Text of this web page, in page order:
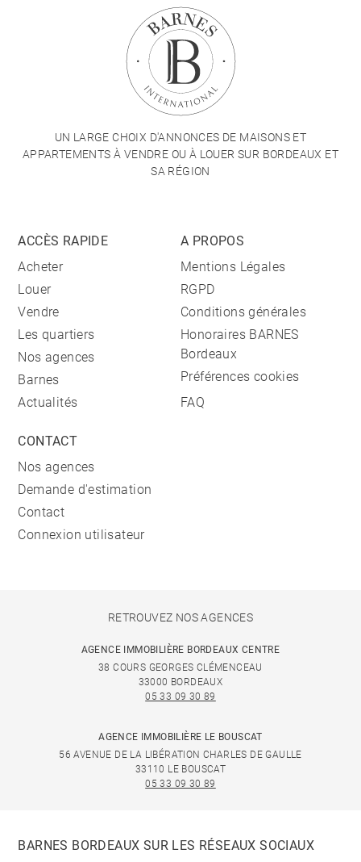
UN LARGE CHOIX D'ANNONCES DE MAISONS ET
APPARTEMENTS À VENDRE OU À LOUER SUR BORDEAUX ET
SA RÉGION
ACCÈS RAPIDE
Acheter
Louer
Vendre
Les quartiers
Nos agences
Barnes
Actualités
A PROPOS
Mentions Légales
RGPD
Conditions générales
Honoraires BARNES
Bordeaux
Préférences cookies
FAQ
CONTACT
Nos agences
Demande d'estimation
Contact
Connexion utilisateur
RETROUVEZ NOS AGENCES
AGENCE IMMOBILIÈRE BORDEAUX CENTRE
38 COURS GEORGES CLÉMENCEAU
33000 BORDEAUX
05 33 09 30 89
AGENCE IMMOBILIÈRE LE BOUSCAT
56 AVENUE DE LA LIBÉRATION CHARLES DE GAULLE
33110 LE BOUSCAT
05 33 09 30 89
BARNES BORDEAUX SUR LES RÉSEAUX SOCIAUX